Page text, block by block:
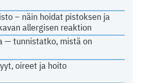
– näin hoidat pistoksen ja
allergisen reaktion
— tunnistatko, mistä on
oireet ja hoito